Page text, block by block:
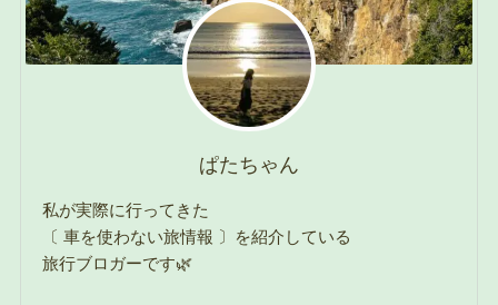
ぱたちゃん
私が実際に行ってきた
〔 車を使わない旅情報 〕を紹介している
旅行ブロガーです🌿